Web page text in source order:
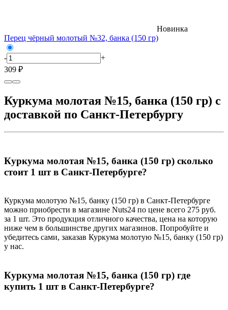
Новинка
Перец чёрный молотый №32, банка (150 гр)
-
+
309 ₽
Куркума молотая №15, банка (150 гр) с
доставкой по Санкт-Петербургу
Куркума молотая №15, банка (150 гр) сколько
стоит 1 шт в Санкт-Петербурге?
Куркума молотую №15, банку (150 гр) в Санкт-Петербурге
можно приобрести в магазине Nuts24 по цене всего 275 руб.
за 1 шт. Это продукция отличного качества, цена на которую
ниже чем в большинстве других магазинов. Попробуйте и
убедитесь сами, заказав Куркума молотую №15, банку (150 гр)
у нас.
Куркума молотая №15, банка (150 гр) где
купить 1 шт в Санкт-Петербурге?